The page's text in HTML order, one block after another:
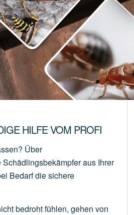
HILFE VOM PROFI
Über
aus Ihrer
Bedarf die sichere
bedroht fühlen, gehen von